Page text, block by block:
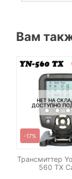
Вам
НЕТ НА
ДОСТУПНО
-17%
Трансмиттер
560 TX